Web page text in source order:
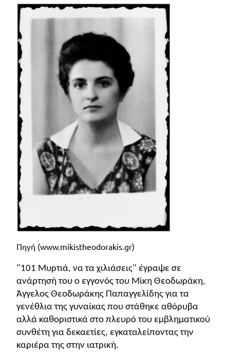
Χάρτες
Πανεπιστημιακά
Ορθόδοξα
χριστιανικά
γλώσσες
Α.Σ.Ε.Π.
Ημερολόγια
Εκπαιδευτικών
Δραστηριοτήτων
Εκπαίδευση
STE(A)M
Εκπαίδευση
ενηλίκων –
Διά Βίου
Τάξη
Γυμνάσιο
Τάξη
Τάξη
Γ΄
Τάξη
Λύκειο
Α΄
Τάξη
Β΄
Πηγή (www. mikistheodorakis gr)
"101 Μυρτιά, να τα χιλιάσεις" έγραψε σε
ανάρτησή του ο εγγονός του Μίκη Θεοδωράκη,
Άγγελος Θεοδωράκης Παπαγγελίδης για τα
γενέθλια της γυναίκας που στάθηκε αθόρυβα
αλλά καθοριστικά στο πλευρό του εμβληματικού
συνθέτη για δεκαετίες, εγκαταλείποντας την
καριέρα της στην ιατρική.